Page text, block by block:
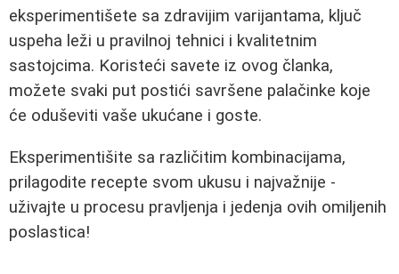
eksperimentišete sa zdravijim varijantama, ključ
uspeha leži u pravilnoj tehnici i kvalitetnim
sastojcima. Koristeći savete iz ovog članka,
možete svaki put postići savršene palačinke koje
će oduševiti vaše ukućane i goste.
Eksperimentišite sa različitim kombinacijama,
prilagodite recepte svom ukusu i najvažnije -
uživajte u procesu pravljenja i jedenja ovih omiljenih
poslastica!